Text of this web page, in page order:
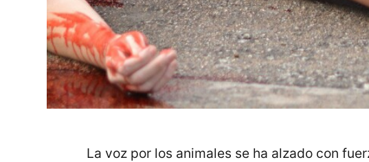
La voz por los animales se ha alzado con